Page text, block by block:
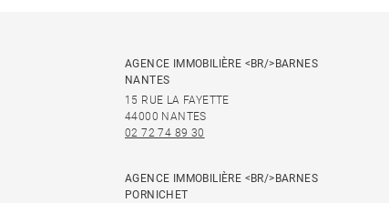
AGENCE IMMOBILIÈRE <BR/>BARNES
NANTES
15 RUE LA FAYETTE
44000 NANTES
02 72 74 89 30
AGENCE IMMOBILIÈRE <BR/>BARNES
PORNICHET